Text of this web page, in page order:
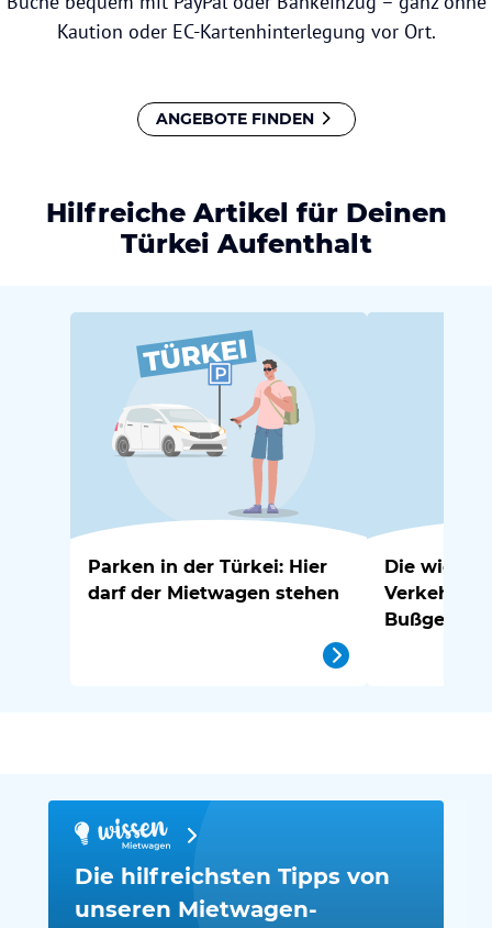
Kaution oder EC-Kartenhinterlegung vor Ort.
ANGEBOTE FINDEN
Hilfreiche Artikel für Deinen
Türkei Aufenthalt
Parken in der Türkei: Hier
darf der Mietwagen stehen
Die
Bußgelder
Die hilfreichsten Tipps von
unseren Mietwagen-